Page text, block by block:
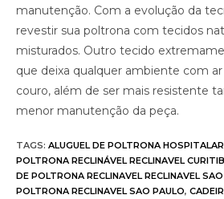
manutenção. Com a evolução da
revestir sua poltrona com tecidos
misturados. Outro tecido
que deixa qualquer ambiente com
couro, além de ser mais resistente
menor manutenção da peça.
TAGS: ALUGUEL DE POLTRONA
POLTRONA RECLINÁVEL RECLINAVEL
DE POLTRONA RECLINAVEL RECLINAVEL
POLTRONA RECLINAVEL SAO PAULO,